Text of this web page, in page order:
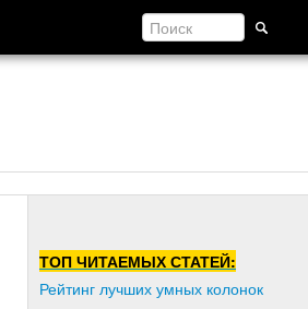
ТОП ЧИТАЕМЫХ СТАТЕЙ:
Рейтинг лучших умных колонок